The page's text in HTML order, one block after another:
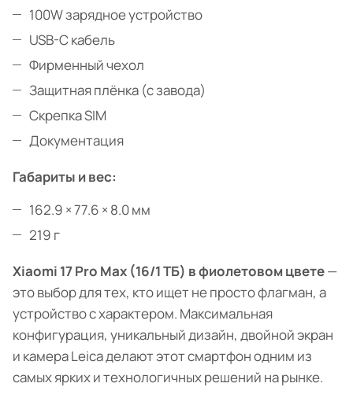
100W зарядное устройство
USB-C кабель
Фирменный чехол
Защитная плёнка (с завода)
Скрепка SIM
Документация
Габариты и вес:
162.9 × 77.6 × 8.0 мм
219 г
Xiaomi 17 Pro Max (16/1 ТБ) в фиолетовом цвете—
это выбор для тех, кто ищет не просто флагман, а
устройство с характером. Максимальная
конфигурация, уникальный дизайн, двойной экран
и камера Leica делают этот смартфон одним из
самых ярких и технологичных решений на рынке.